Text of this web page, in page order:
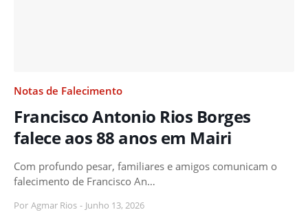
Notas de Falecimento
Francisco Antonio Rios Borges
falece aos 88 anos em Mairi
Com profundo pesar, familiares e amigos comunicam o
falecimento de Francisco An…
Por Agmar Rios - Junho 13, 2026